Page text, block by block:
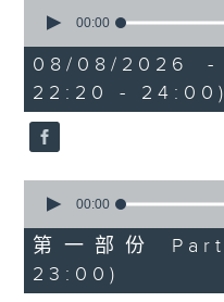
seconds
1
hour,
35
minutes,
59
seconds
00:00
08/08/2026
22:20 - 24:00)
seconds
40
minutes,
0
seconds
00:00
第一部份
23:00)